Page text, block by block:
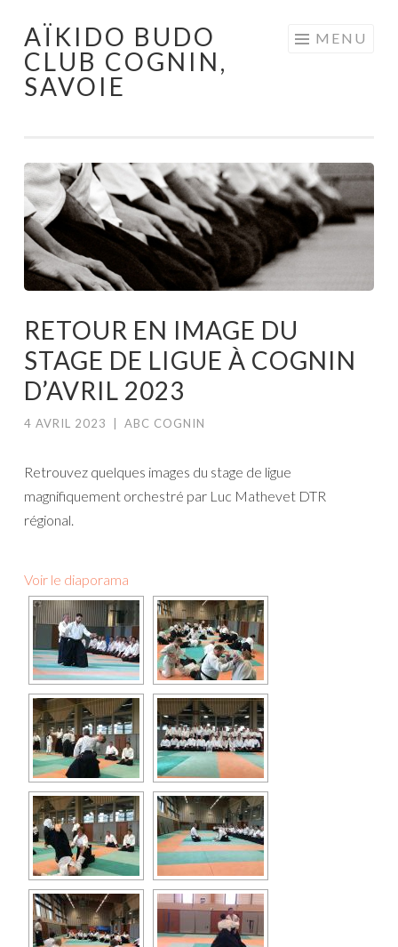
Aller au contenu principal
AÏKIDO BUDO
CLUB COGNIN,
SAVOIE
MENU
RETOUR EN IMAGE DU
STAGE DE LIGUE À COGNIN
D’AVRIL 2023
4 AVRIL 2023 ABC COGNIN
Retrouvez quelques images du stage de ligue
magnifiquement orchestré par Luc Mathevet DTR
régional.
Voir le diaporama